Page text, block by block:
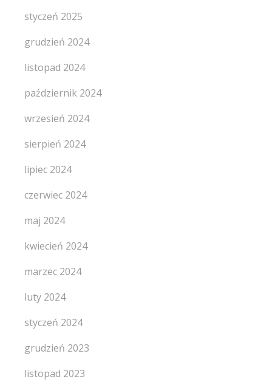
styczeń 2025
grudzień 2024
listopad 2024
październik 2024
wrzesień 2024
sierpień 2024
lipiec 2024
czerwiec 2024
maj 2024
kwiecień 2024
marzec 2024
luty 2024
styczeń 2024
grudzień 2023
listopad 2023